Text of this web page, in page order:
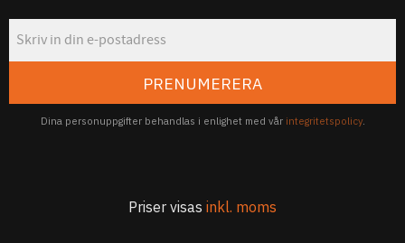
PRENUMERERA
Dina personuppgifter behandlas i enlighet med vår integritetspolicy.
Priser visas inkl. moms